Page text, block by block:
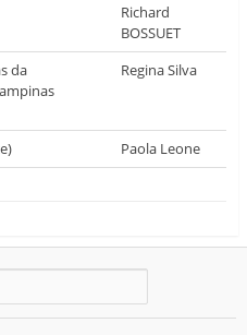
Richard
BOSSUET
da
Regina Silva
Paola Leone